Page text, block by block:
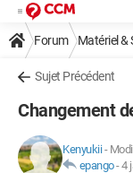
Forum Matériel &
Sujet Précédent
Changement
Kenyukii-
epango-4